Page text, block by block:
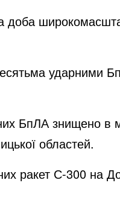
доба
ударними
БпЛА знищено в
областей.
ракет С-300 на